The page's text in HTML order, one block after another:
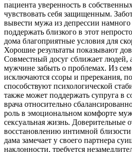
пациента уверенность в
чувствовать себя защищенным.
вывести мужа из депрессии
поддержать близкого в этот
дома благоприятные условия для
Хорошие результаты показывают
Совместный досуг сближает людей,
мужчине забыть о проблемах. Из
исключаются ссоры и пререкания,
способствуют психологической
также может поддержать супруга в
врача относительно
роль в эмоциональном комфорте
сексуальная жизнь. Доверительные
восстановлению интимной
дама замечает у своего партнера
наклонности, требуется